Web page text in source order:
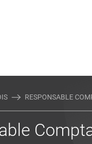
RESPONSABLE